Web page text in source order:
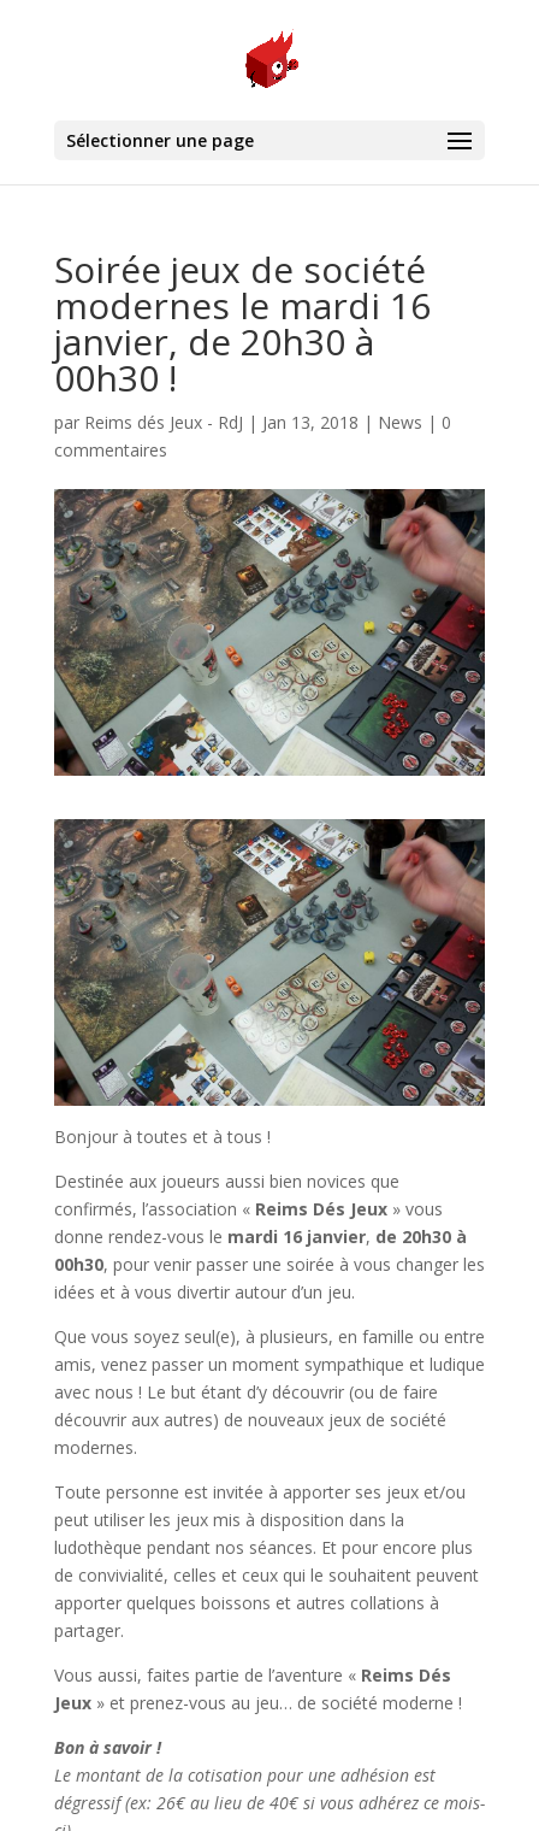
Sélectionner une page
Soirée jeux de société
modernes le mardi 16
janvier, de 20h30 à
00h30 !
par Reims dés Jeux - RdJ | Jan 13, 2018 | News | 0
commentaires
Bonjour à toutes et à tous !
Destinée aux joueurs aussi bien novices que
confirmés, l’association « Reims Dés Jeux» vous
donne rendez-vous le mardi 16 janvier, de 20h30 à
00h30, pour venir passer une soirée à vous changer les
idées et à vous divertir autour d’un jeu.
Que vous soyez seul(e), à plusieurs, en famille ou entre
amis, venez passer un moment sympathique et ludique
avec nous ! Le but étant d’y découvrir (ou de faire
découvrir aux autres) de nouveaux jeux de société
modernes.
Toute personne est invitée à apporter ses jeux et/ou
peut utiliser les jeux mis à disposition dans la
ludothèque pendant nos séances. Et pour encore plus
de convivialité, celles et ceux qui le souhaitent peuvent
apporter quelques boissons et autres collations à
partager.
Vous aussi, faites partie de l’aventure « Reims Dés
Jeux» et prenez-vous au jeu… de société moderne !
Bon à savoir !
Le montant de la cotisation pour une adhésion est
dégressif (ex: 26€ au lieu de 40€ si vous adhérez ce mois-